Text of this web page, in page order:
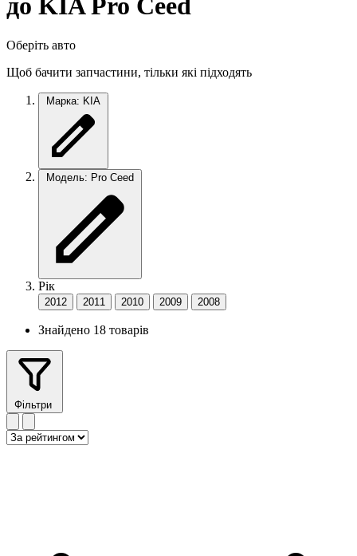
до KIA Pro Ceed
Оберіть авто
Щоб бачити запчастини, тільки які підходять
Марка: KIA
Модель: Pro Ceed
Рік
2012 2011 2010 2009 2008
Знайдено 18 товарів
Фільтри